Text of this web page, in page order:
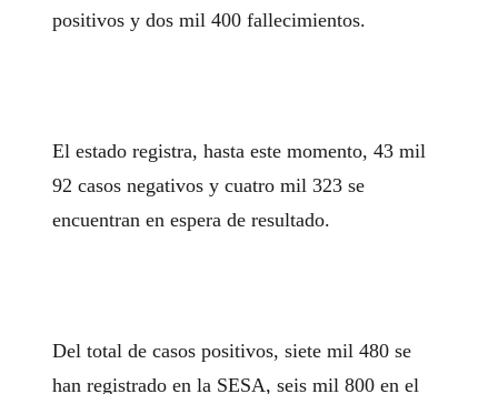
positivos y dos mil 400 fallecimientos.
El estado registra, hasta este momento, 43 mil
92 casos negativos y cuatro mil 323 se
encuentran en espera de resultado.
Del total de casos positivos, siete mil 480 se
han registrado en la SESA, seis mil 800 en el